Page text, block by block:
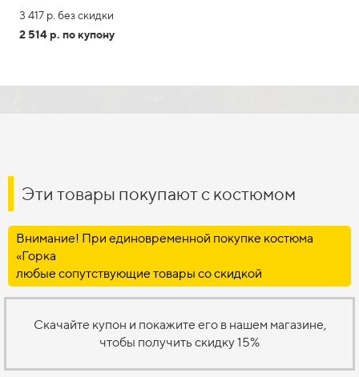
3 417 р. без скидки
2 514 р. по купону
Эти товары покупают с костюмом
Внимание! При единов­ременной покупке кос­тюма
«Горка
любые сопутствующие товары со скидкой
Скачайте купон и покажите его в нашем магазине,
чтобы получить скидку 15%